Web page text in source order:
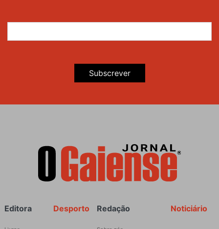
Subscrever
Rodapé Noticiário
Redação
Desporto
Editora